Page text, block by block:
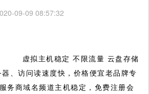
09-09 08:57:32
虚拟主机稳定 不限流量 云盘存储
、访问读速度快，价格便宜老品牌专
务商域名频道主机稳定，免费注册会